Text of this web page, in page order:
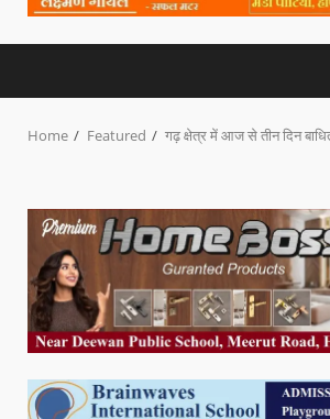
Home Featured गढ़ क्षेत्र में आज से तीन दिन